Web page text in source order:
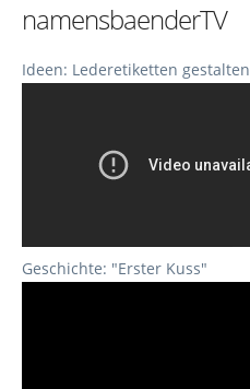
namensbaenderTV
Ideen: Lederetiketten gestalten
Geschichte: "Erster Kuss"